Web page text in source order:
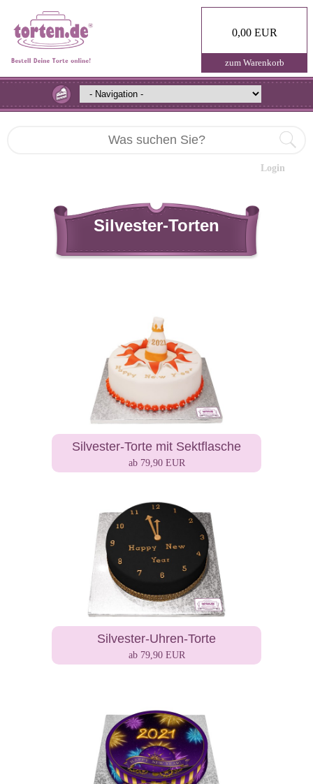
0,00 EUR
zum Warenkorb
Login
Silvester-Torten
Silvester-Torte mit Sektflasche
ab 79,90 EUR
Silvester-Uhren-Torte
ab 79,90 EUR